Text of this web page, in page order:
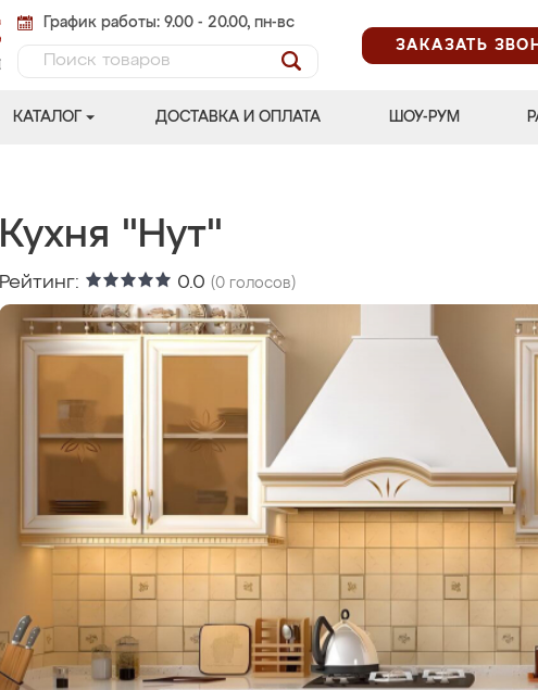
График работы: 9.00 - 20.00, пн-вс
ЗАКАЗАТЬ
КАТАЛОГ ДОСТАВКА И ОПЛАТА ШОУ-РУМ
Кухня "Нут"
Рейтинг: 0.0 (0 голосов)